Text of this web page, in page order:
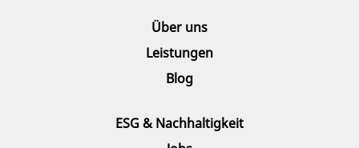
Über uns
Leistungen
Blog
ESG & Nachhaltigkeit